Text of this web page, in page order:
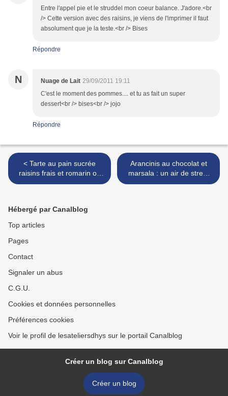
Entre l'appel pie et le struddel mon coeur balance. J'adore.<br
/> Cette version avec des raisins, je viens de l'imprimer il faut
absolument que je la teste.<br /> Bises
Répondre
N Nuage de Lait 29/09/2011 19:11
C'est le moment des pommes.... et tu as fait un super
dessert<br /> bises<br /> jojo
Répondre
< Tarte au pain sucrée
raisins frais et romarin ou
schacciata des vendanges
Arancinis au chocolat et
marsala : un air de street
food sicilien >
Hébergé par Canalblog
Top articles
Pages
Contact
Signaler un abus
C.G.U.
Cookies et données personnelles
Préférences cookies
Voir le profil de lesateliersdhys sur le portail Canalblog
Créer un blog sur Canalblog
Créer un blog